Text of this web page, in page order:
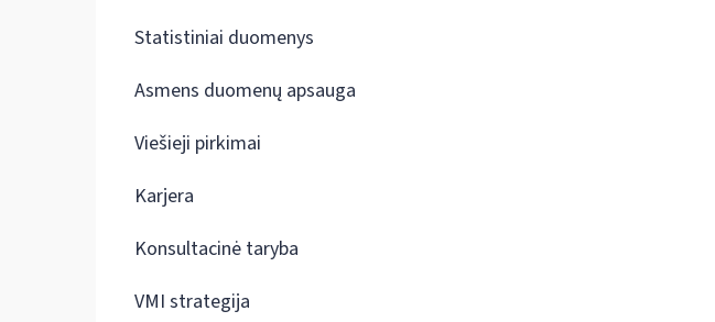
Statistiniai duomenys
Asmens duomenų apsauga
Viešieji pirkimai
Karjera
Konsultacinė taryba
VMI strategija